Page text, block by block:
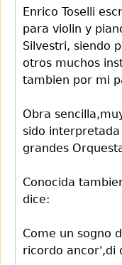
Enrico Toselli
para violin y
Silvestri, siendo
otros muchos
tambien por mi
Obra
sido
grandes
Conocida
dice:
Come un sogno
ricordo ancor',di